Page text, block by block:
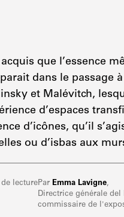
que l’essence
dans le passage
et Malévitch,
d’espaces
d’icônes, qu’il
ou d’isbas aux
de lecturePar Emma Lavigne,
Directrice générale
commissaire de